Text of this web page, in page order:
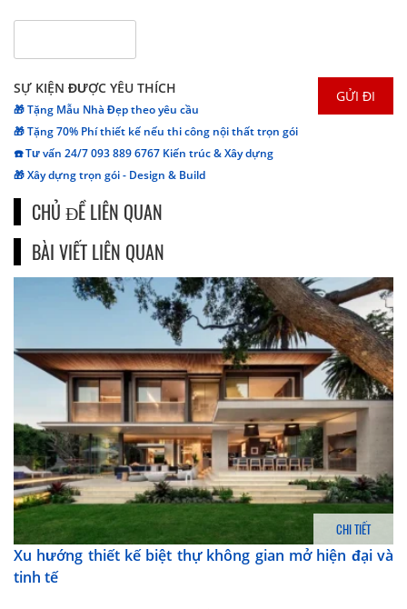
SỰ KIỆN ĐƯỢC YÊU THÍCH
🎁 Tặng Mẫu Nhà Đẹp theo yêu cầu
🎁 Tặng 70% Phí thiết kế nếu thi công nội thất trọn gói
☎️ Tư vấn 24/7 093 889 6767 Kiến trúc & Xây dựng
🎁 Xây dựng trọn gói - Design & Build
CHỦ ĐỀ LIÊN QUAN
BÀI VIẾT LIÊN QUAN
CHI TIẾT
Xu hướng thiết kế biệt thự không gian mở hiện đại và
tinh tế